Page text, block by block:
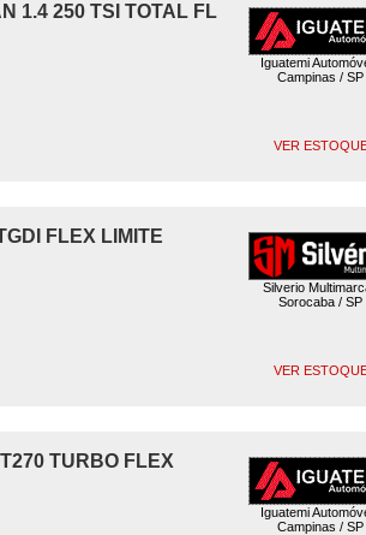
1.4 250 TSI TOTAL FL
Iguatemi
Campinas / SP
VER
FLEX LIMITE
Silverio
Sorocaba / SP
VER
TURBO FLEX
Iguatemi
Campinas / SP